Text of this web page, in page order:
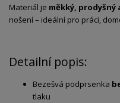
Materiál je měkký, prodyšný
nošení – ideální pro práci,
Detailní popis:
Bezešvá podprsenka
tlaku